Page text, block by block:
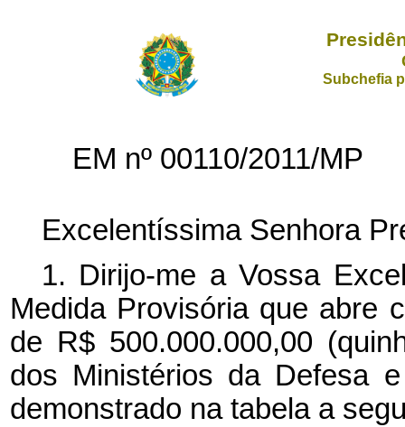
Subchefia
EM nº 00110/2011/MP
Excelentíssima Senhora
1. Dirijo-me a Vossa
Medida Provisória que abre
de R$ 500.000.000,00
dos Ministérios da Defesa
demonstrado na tabela a